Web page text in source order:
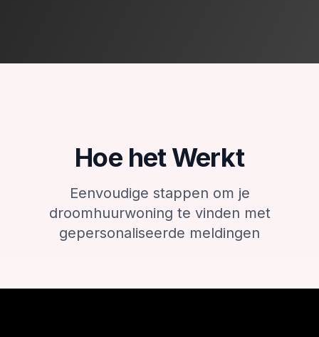
Hoe het Werkt
Eenvoudige stappen om je
droomhuurwoning te vinden met
gepersonaliseerde meldingen